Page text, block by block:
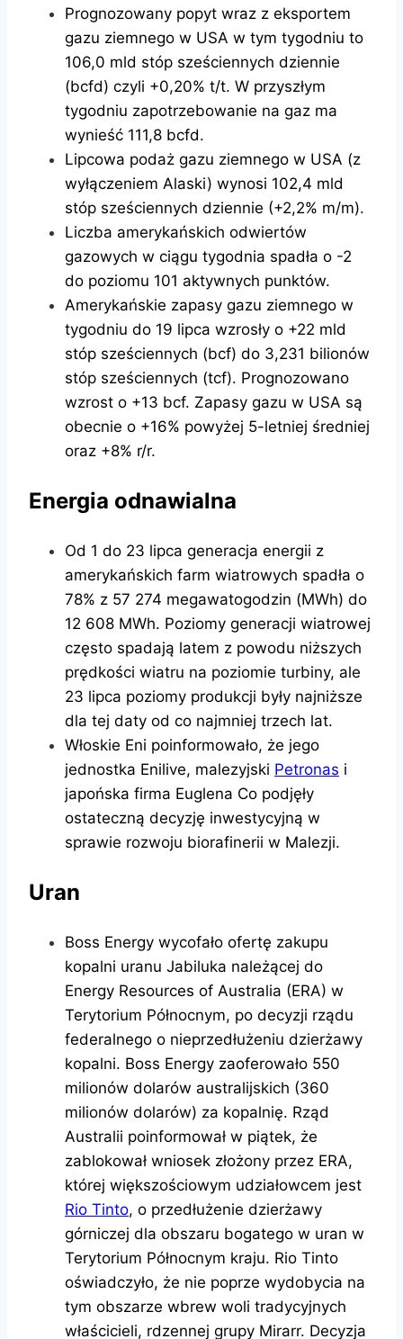
Prognozowany popyt wraz z eksportem
gazu ziemnego w USA w tym tygodniu to
106,0 mld stóp sześciennych dziennie
(bcfd) czyli +0,20% t/t. W przyszłym
tygodniu zapotrzebowanie na gaz ma
wynieść 111,8 bcfd.
Lipcowa podaż gazu ziemnego w USA (z
wyłączeniem Alaski) wynosi 102,4 mld
stóp sześciennych dziennie (+2,2% m/m).
Liczba amerykańskich odwiertów
gazowych w ciągu tygodnia spadła o -2
do poziomu 101 aktywnych punktów.
Amerykańskie zapasy gazu ziemnego w
tygodniu do 19 lipca wzrosły o +22 mld
stóp sześciennych (bcf) do 3,231 bilionów
stóp sześciennych (tcf). Prognozowano
wzrost o +13 bcf. Zapasy gazu w USA są
obecnie o +16% powyżej 5-letniej średniej
oraz +8% r/r.
Energia odnawialna
Od 1 do 23 lipca generacja energii z
amerykańskich farm wiatrowych spadła o
78% z 57 274 megawatogodzin (MWh) do
12 608 MWh. Poziomy generacji wiatrowej
często spadają latem z powodu niższych
prędkości wiatru na poziomie turbiny, ale
23 lipca poziomy produkcji były najniższe
dla tej daty od co najmniej trzech lat.
Włoskie Eni poinformowało, że jego
jednostka Enilive, malezyjski Petronas i
japońska firma Euglena Co podjęły
ostateczną decyzję inwestycyjną w
sprawie rozwoju biorafinerii w Malezji.
Uran
Boss Energy wycofało ofertę zakupu
kopalni uranu Jabiluka należącej do
Energy Resources of Australia (ERA) w
Terytorium Północnym, po decyzji rządu
federalnego o nieprzedłużeniu dzierżawy
kopalni. Boss Energy zaoferowało 550
milionów dolarów australijskich (360
milionów dolarów) za kopalnię. Rząd
Australii poinformował w piątek, że
zablokował wniosek złożony przez ERA,
której większościowym udziałowcem jest
Rio Tinto, o przedłużenie dzierżawy
górniczej dla obszaru bogatego w uran w
Terytorium Północnym kraju. Rio Tinto
oświadczyło, że nie poprze wydobycia na
tym obszarze wbrew woli tradycyjnych
właścicieli, rdzennej grupy Mirarr. Decyzja